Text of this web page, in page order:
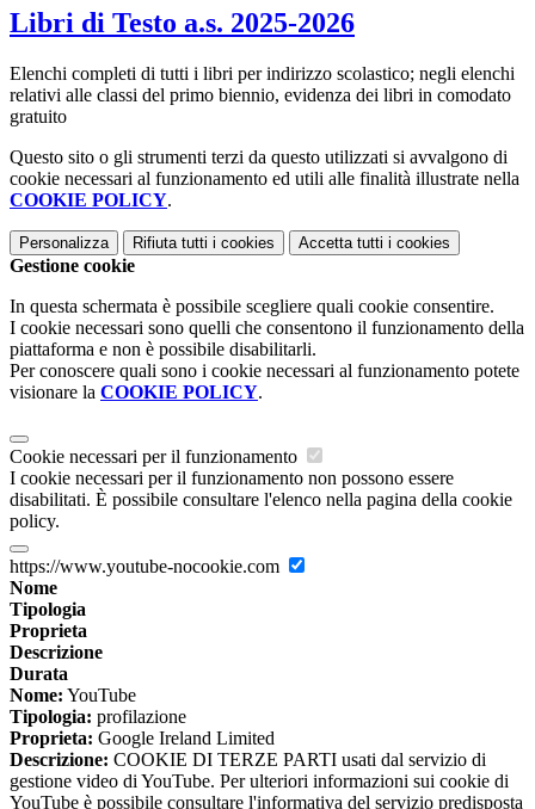
Libri di Testo a.s. 2025-2026
Elenchi completi di tutti i libri per indirizzo scolastico; negli elenchi
relativi alle classi del primo biennio, evidenza dei libri in comodato
gratuito
Questo sito o gli strumenti terzi da questo utilizzati si avvalgono di
cookie necessari al funzionamento ed utili alle finalità illustrate nella
COOKIE POLICY.
Personalizza Rifiuta tutti i cookies Accetta tutti i cookies
Gestione cookie
In questa schermata è possibile scegliere quali cookie consentire.
I cookie necessari sono quelli che consentono il funzionamento della
piattaforma e non è possibile disabilitarli.
Per conoscere quali sono i cookie necessari al funzionamento potete
visionare la COOKIE POLICY.
Cookie necessari per il funzionamento
I cookie necessari per il funzionamento non possono essere
disabilitati. È possibile consultare l'elenco nella pagina della cookie
policy.
https://www.youtube-nocookie.com
Nome
Tipologia
Proprieta
Descrizione
Durata
Nome: YouTube
Tipologia: profilazione
Proprieta: Google Ireland Limited
Descrizione: COOKIE DI TERZE PARTI usati dal servizio di
gestione video di YouTube. Per ulteriori informazioni sui cookie di
YouTube è possibile consultare l'informativa del servizio predisposta